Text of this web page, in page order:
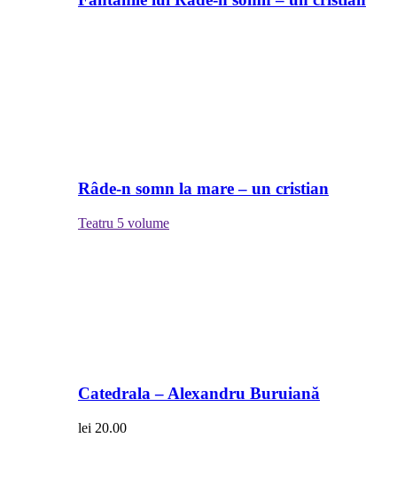
Râde-n somn la mare – un cristian
Teatru 5 volume
Catedrala – Alexandru Buruiană
lei 20.00